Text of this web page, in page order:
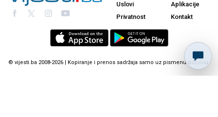
Uslovi
Privatnost
Aplikacije
Kontakt
© vijesti.ba 2008-2026 | Kopiranje i prenos sadržaja samo uz pismenu dozvolu.